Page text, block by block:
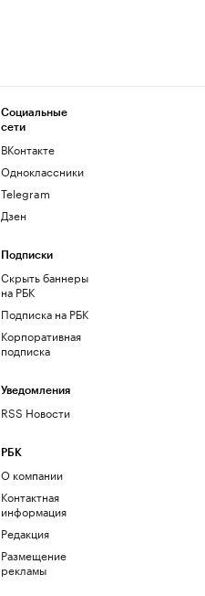
Социальные
сети
ВКонтакте
Одноклассники
Telegram
Дзен
Подписки
Скрыть баннеры
на РБК
Подписка на РБК
Корпоративная
подписка
Уведомления
RSS Новости
РБК
О компании
Контактная
информация
Редакция
Размещение
рекламы